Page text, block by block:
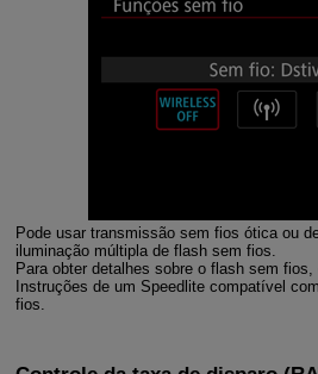
Pode usar transmissão sem fios ótica ou
iluminação múltipla de flash sem fios.
Para obter detalhes sobre o flash sem
Instruções de um Speedlite compatível
fios.